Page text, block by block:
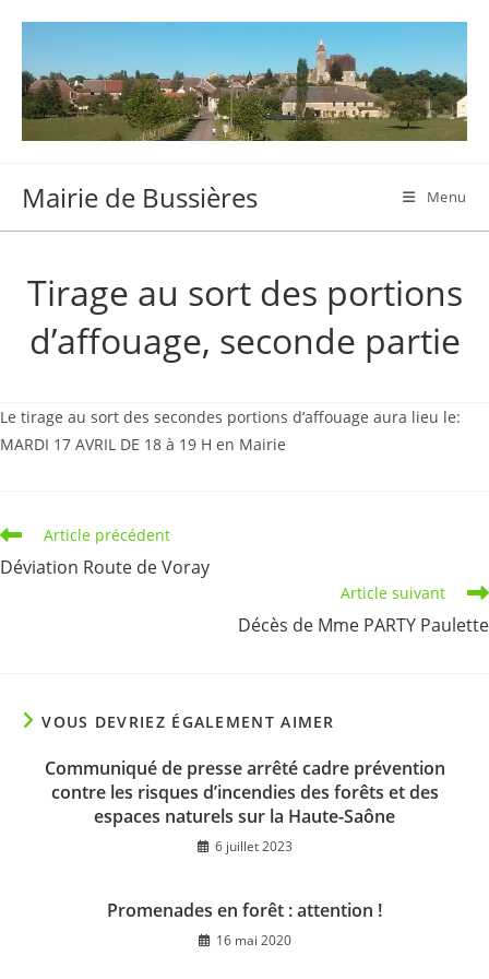
content
Mairie de Bussières Menu
Tirage au sort des portions
d’affouage, seconde partie
Le tirage au sort des secondes portions d’affouage aura lieu le:
MARDI 17 AVRIL DE 18 à 19 H en Mairie
Read
more
articles
Article précédent
Déviation Route de Voray
Article suivant
Décès de Mme PARTY Paulette
VOUS DEVRIEZ ÉGALEMENT AIMER
Communiqué de presse arrêté cadre prévention
contre les risques d’incendies des forêts et des
espaces naturels sur la Haute-Saône
6 juillet 2023
Promenades en forêt : attention !
16 mai 2020